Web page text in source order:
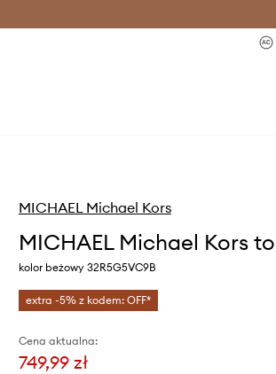
MICHAEL Michael Kors
MICHAEL Michael Kors
kolor beżowy 32R5G5VC9B
extra -5% z kodem: OFF*
Cena aktualna:
749,99 zł